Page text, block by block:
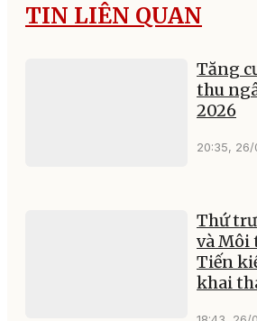
TIN LIÊN QUAN
Tăng
thu
2026
20:35,
Thứ
và Môi
Tiến
khai